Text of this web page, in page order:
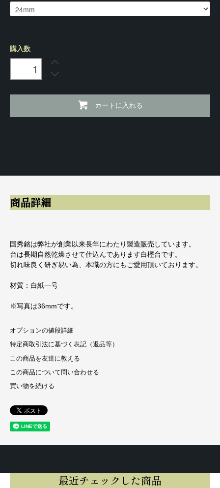
購入数
カートに入れる
商品詳細
国秀銘は弊社が創業以来長年にわたり製造販売しています。
台は長期自然乾燥させて仕込んであります白樫台です。
切れ味良く研ぎ易い為、本職の方にもご愛用頂いております。
材質：白紙一号
※写真は36mmです。
オプションの値段詳細
特定商取引法に基づく表記（返品等）
この商品を友達に教える
この商品について問い合わせる
買い物を続ける
最近チェックした商品